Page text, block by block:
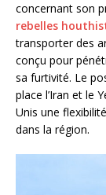
concernant son
rebelles
transporter des
conçu pour
sa furtivité. Le
place l’Iran et le
Unis une
dans la région.